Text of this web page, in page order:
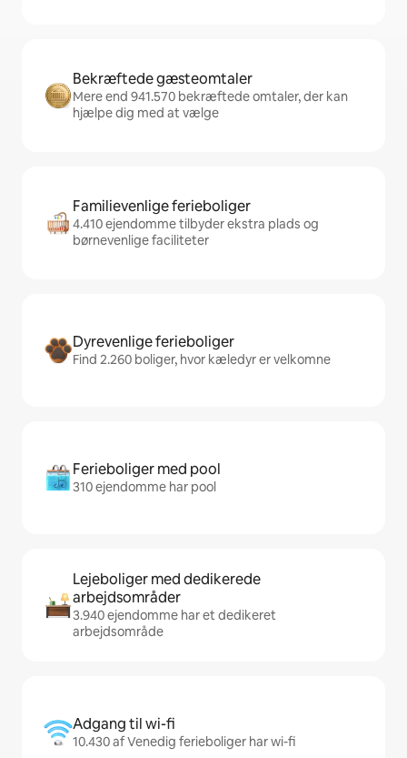
Bekræftede gæsteomtaler
Mere end 941.570 bekræftede omtaler, der kan
hjælpe dig med at vælge
Familievenlige ferieboliger
4.410 ejendomme tilbyder ekstra plads og
børnevenlige faciliteter
Dyrevenlige ferieboliger
Find 2.260 boliger, hvor kæledyr er velkomne
Ferieboliger med pool
310 ejendomme har pool
Lejeboliger med dedikerede
arbejdsområder
3.940 ejendomme har et dedikeret
arbejdsområde
Adgang til wi-fi
10.430 af Venedig ferieboliger har wi-fi